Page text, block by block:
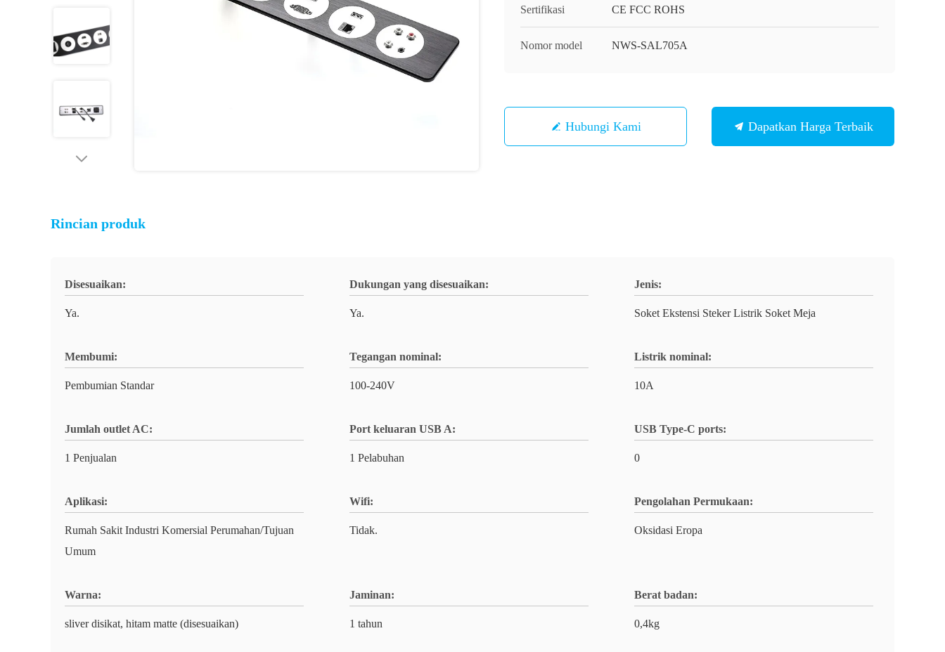
Sertifikasi CE FCC ROHS
Nomor model NWS-SAL705A
Hubungi Kami Dapatkan Harga Terbaik
Rincian produk
Disesuaikan:
Ya.
Dukungan yang disesuaikan:
Ya.
Jenis:
Soket Ekstensi Steker Listrik Soket Meja
Membumi:
Pembumian Standar
Tegangan nominal:
100-240V
Listrik nominal:
10A
Jumlah outlet AC:
1 Penjualan
Port keluaran USB A:
1 Pelabuhan
USB Type-C ports:
0
Aplikasi:
Rumah Sakit Industri Komersial Perumahan/Tujuan
Umum
Wifi:
Tidak.
Pengolahan Permukaan:
Oksidasi Eropa
Warna:
sliver disikat, hitam matte (disesuaikan)
Jaminan:
1 tahun
Berat badan:
0,4kg